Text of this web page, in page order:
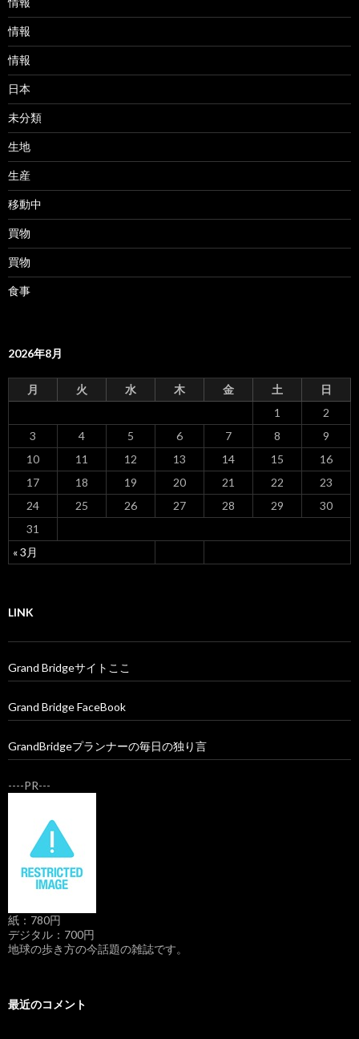
情報
情報
日本
未分類
生地
生産
移動中
買物
買物
食事
2026年8月
月 火 水 木 金 土 日
« 3月
1
2
3
4 5 6 7 8
9
10
11 12 13 14 15
16
17
18 19 20 21 22
23
24
25 26 27 28 29
30
31
LINK
Grand Bridgeサイトここ
Grand Bridge FaceBook
GrandBridgeプランナーの毎日の独り言
----PR---
紙：780円
デジタル：700円
地球の歩き方の今話題の雑誌です。
最近のコメント